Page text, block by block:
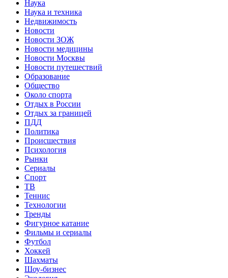
Наука
Наука и техника
Недвижимость
Новости
Новости ЗОЖ
Новости медицины
Новости Москвы
Новости путешествий
Образование
Общество
Около спорта
Отдых в России
Отдых за границей
ПДД
Политика
Происшествия
Психология
Рынки
Сериалы
Спорт
ТВ
Теннис
Технологии
Тренды
Фигурное катание
Фильмы и сериалы
Футбол
Хоккей
Шахматы
Шоу-бизнес